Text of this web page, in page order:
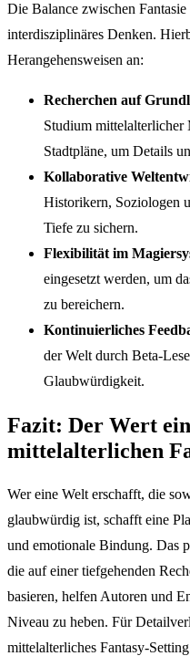
Die Balance zwischen
interdisziplinäres Denken.
Herangehensweisen an:
Recherchen auf
Studium mittelalterlicher
Stadtpläne, um Details
Kollaborative
Historikern, Soziologen
Tiefe zu sichern.
Flexibilität im
eingesetzt werden, um
zu bereichern.
Kontinuierliches
der Welt durch Beta-
Glaubwürdigkeit.
Fazit: Der Wert
mittelalterlichen
Wer eine Welt erschafft, die
glaubwürdig ist, schafft eine
und emotionale Bindung. Das
die auf einer tiefgehenden
basieren, helfen Autoren und
Niveau zu heben. Für
mittelalterliches Fantasy-